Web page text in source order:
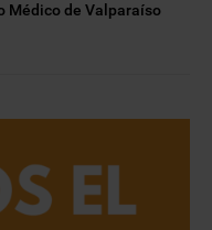
Médico de Valparaíso